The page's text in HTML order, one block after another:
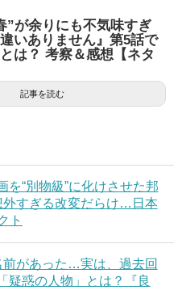
”が余りにも不気味すぎ
いありません』第5話で
は？ 考察＆感想【ネタ
記事を読む
“別物級”に化けさせた邦
外すぎる改変だらけ…日本
ト
前があった…実は、過去回
疑惑の人物」とは？『良